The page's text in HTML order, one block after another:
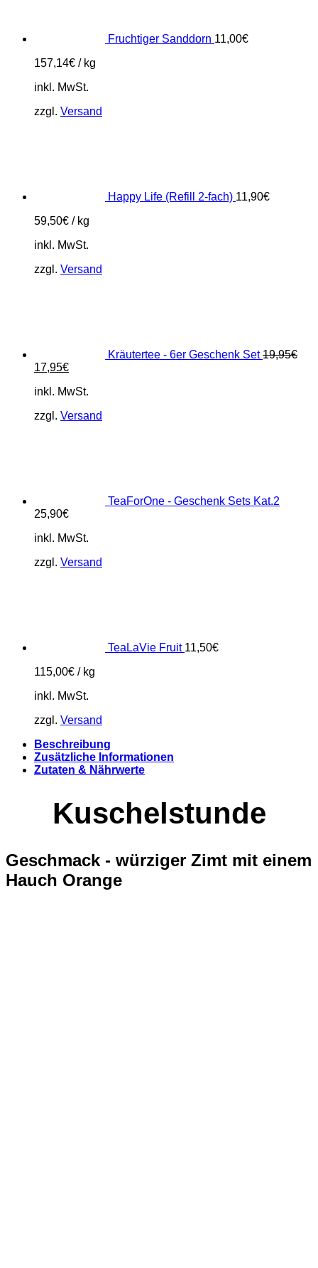
Fruchtiger Sanddorn 11,00€
157,14€ / kg
inkl. MwSt.
zzgl. Versand
Happy Life (Refill 2-fach) 11,90€
59,50€ / kg
inkl. MwSt.
zzgl. Versand
Kräutertee - 6er Geschenk Set 19,95€
Ursprünglicher
war:
17,95€Aktueller
ist:
inkl. MwSt.
zzgl. Versand
TeaForOne - Geschenk Sets Kat.2
25,90€
inkl. MwSt.
zzgl. Versand
TeaLaVie Fruit 11,50€
115,00€ / kg
inkl. MwSt.
zzgl. Versand
Beschreibung
Zusätzliche Informationen
Zutaten & Nährwerte
Kuschelstunde
Geschmack - würziger Zimt mit einem
Hauch Orange